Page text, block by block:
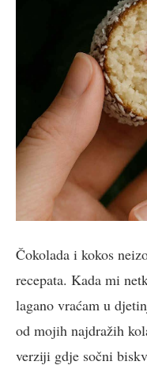
Čokolada i kokos
recepata. Kada mi
lagano vraćam u
od mojih najdražih
verziji gdje sočni